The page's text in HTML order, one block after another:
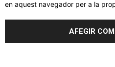
en aquest navegador per a la